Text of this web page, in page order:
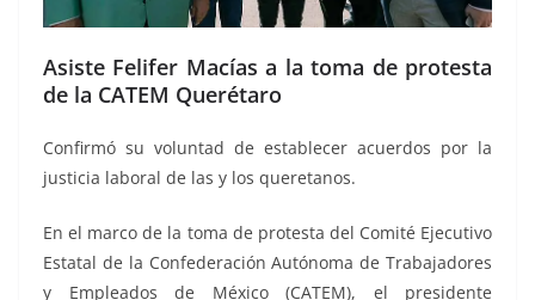
Asiste Felifer Macías a la toma de protesta
de la CATEM Querétaro
Confirmó su voluntad de establecer acuerdos por la
justicia laboral de las y los queretanos.
En el marco de la toma de protesta del Comité Ejecutivo
Estatal de la Confederación Autónoma de Trabajadores
y Empleados de México (CATEM), el presidente